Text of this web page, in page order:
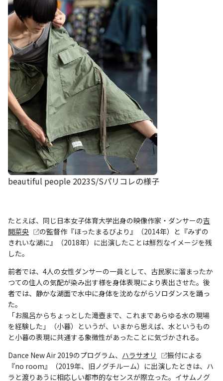
beautiful people 2023S/Sパリコレの様子
たとえば、同じ日本女子体育大学出身の映像作家・ダンサーの吉
開菜央
の監督作『ほったまるびより』（2014年）と『みずの
きれいな湖に』（2018年）に出演したことは鮮烈なイメージを残
した。
前者では、4人の女性ダンサーの一員として、古民家に溜まったか
つての住人の気配が染み出す様を身体表現により表出させた。後
者では、静かな湖面で水中に身体を沈めながらソロダンスを踊っ
た。
「お風呂からちょっとした滝壺まで、これまであらゆる水の現場
を経験した」（小暮）というが、いまから思えば、水というもの
と小暮の表現に共通する象徴性があったことに気づかされる。
Dance New Air 2019のプログラム、 ハラサオリ
振付による
『no room』（2019年、旧ノグチルーム）に出演したときは、ハ
ラと渡りあうに相応しい都市的なセンスが際立った。イサムノグ